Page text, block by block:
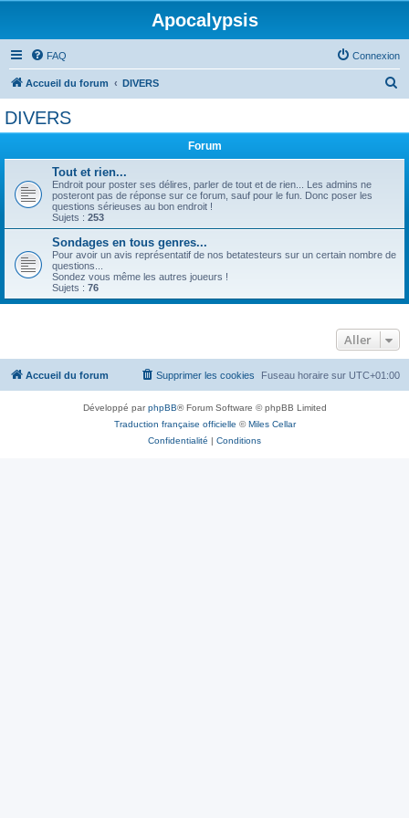
Apocalypsis
FAQ Connexion
Accueil du forum DIVERS
DIVERS
Forum
Tout et rien...
Endroit pour poster ses délires, parler de tout et de rien... Les admins ne
posteront pas de réponse sur ce forum, sauf pour le fun. Donc poser les
questions sérieuses au bon endroit !
Sujets : 253
Sondages en tous genres...
Pour avoir un avis représentatif de nos betatesteurs sur un certain nombre de
questions...
Sondez vous même les autres joueurs !
Sujets : 76
Aller
Accueil du forum Fuseau horaire sur UTC+01:00
Supprimer les cookies
Développé parphpBB® Forum Software © phpBB Limited
Traduction française officielle ©Miles Cellar
Confidentialité | Conditions